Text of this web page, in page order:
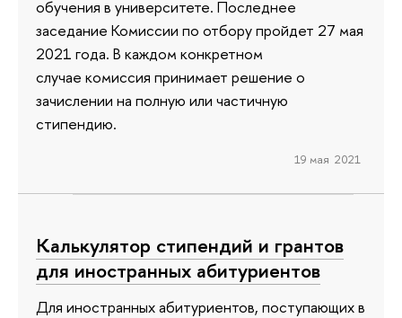
обучения в университете. Последнее
заседание Комиссии по отбору пройдет 27 мая
2021 года. В каждом конкретном
случае комиссия принимает решение о
зачислении на полную или частичную
стипендию.
19 мая 2021
Калькулятор стипендий и грантов
для иностранных абитуриентов
Для иностранных абитуриентов, поступающих в